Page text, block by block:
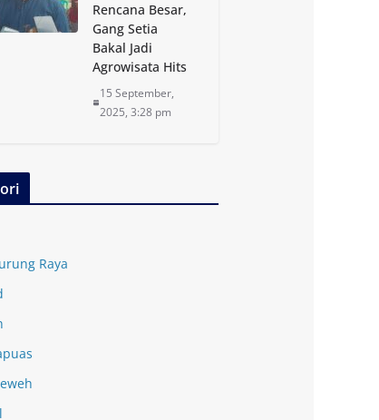
Rencana Besar,
Gang Setia
Bakal Jadi
Agrowisata Hits
15 September,
2025, 3:28 pm
Raya